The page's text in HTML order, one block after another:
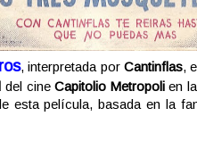
, interpretada por Cantinflas,
del cineCapitolio Metropolien la
esta película, basada en la